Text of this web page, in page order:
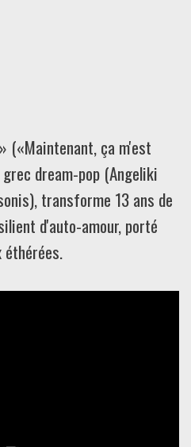
ça m'est
dream-pop (Angeliki
transforme 13 ans de
d'auto-amour, porté